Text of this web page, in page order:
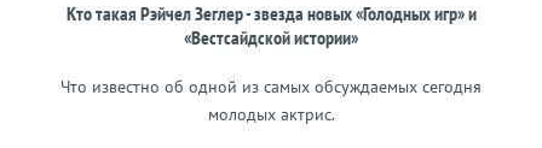
Кто такая Рэйчел Зеглер - звезда новых «Голодных игр» и
«Вестсайдской истории»
Что известно об одной из самых обсуждаемых сегодня
молодых актрис.